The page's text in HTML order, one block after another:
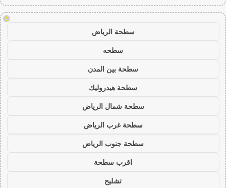
!
سطحة الرياض
سطحه
سطحة بين المدن
سطحة هيدروليك
سطحة شمال الرياض
سطحة غرب الرياض
سطحة جنوب الرياض
اقرب سطحة
تشليح